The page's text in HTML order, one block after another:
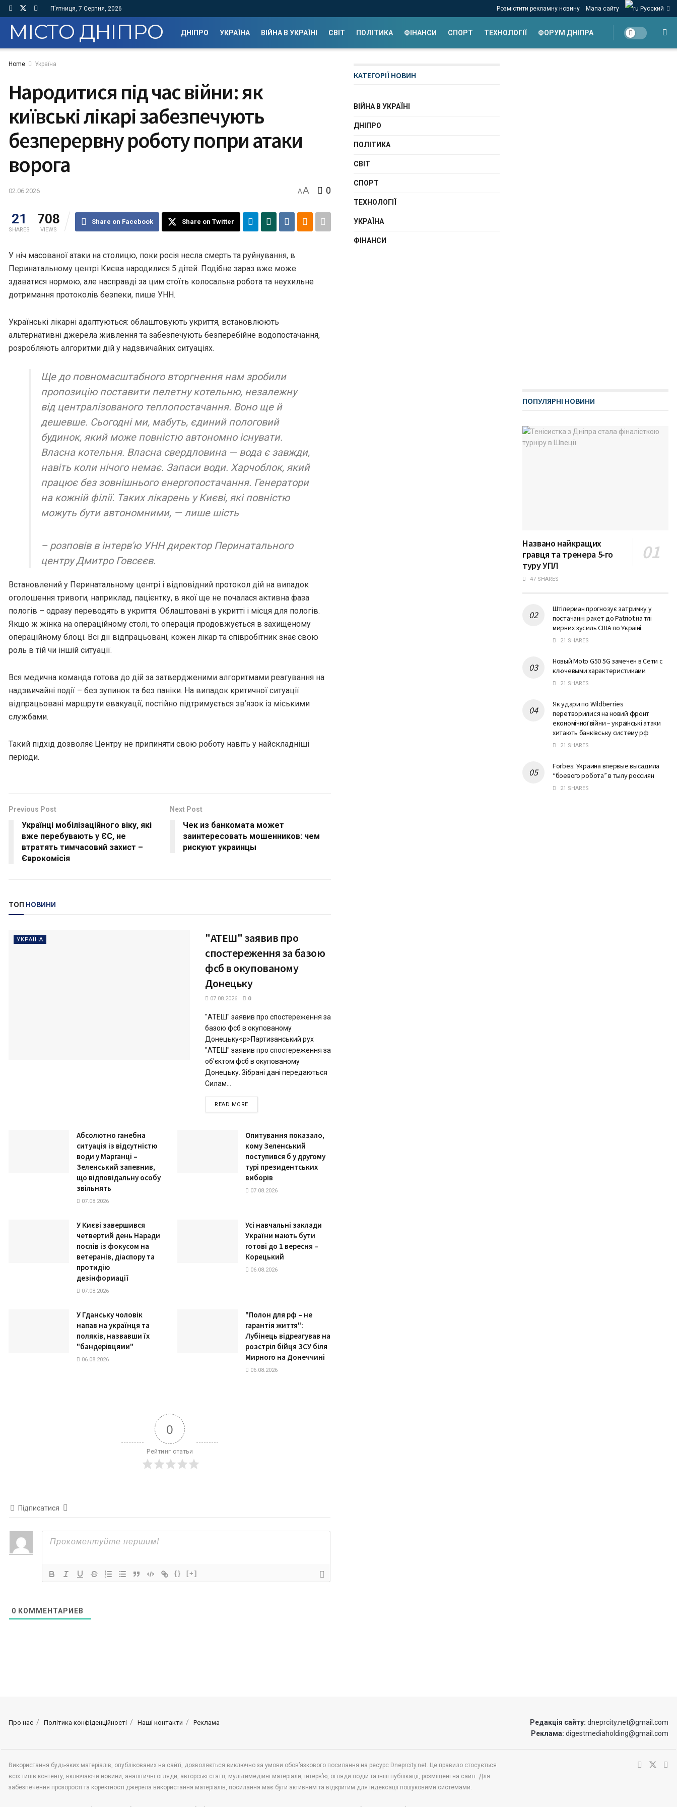
П’ятниця, 7 Серпня, 2026 Розмістити рекламну новину Мапа сайту Русский
МІСТО ДНІПРО ДНІПРО УКРАЇНА ВІЙНА В УКРАЇНІ СВІТ ПОЛІТИКА ФІНАНСИ СПОРТ ТЕХНОЛОГІЇ ФОРУМ ДНІПРА
Home Україна
Народитися під час війни: як
київські лікарі забезпечують
безперервну роботу попри атаки
ворога
02.06.2026 AA 0
21
SHARES
708
VIEWS
Share on Facebook Share on Twitter
У ніч масованої атаки на столицю, поки росія несла смерть та руйнування, в
Перинатальному центрі Києва народилися 5 дітей. Подібне зараз вже може
здаватися нормою, але насправді за цим стоїть колосальна робота та неухильне
дотримання протоколів безпеки, пише УНН.
Українські лікарні адаптуються: облаштовують укриття, встановлюють
альтернативні джерела живлення та забезпечують безперебійне водопостачання,
розробляють алгоритми дій у надзвичайних ситуаціях.
Ще до повномасштабного вторгнення нам зробили
пропозицію поставити пелетну котельню, незалежну
від централізованого теплопостачання. Воно ще й
дешевше. Сьогодні ми, мабуть, єдиний пологовий
будинок, який може повністю автономно існувати.
Власна котельня. Власна свердловина — вода є завжди,
навіть коли нічого немає. Запаси води. Харчоблок, який
працює без зовнішнього енергопостачання. Генератори
на кожній філії. Таких лікарень у Києві, які повністю
можуть бути автономними, — лише шість
– розповів в інтерв'ю УНН директор Перинатального
центру Дмитро Говсєєв.
Встановлений у Перинатальному центрі і відповідний протокол дій на випадок
оголошення тривоги, наприклад, пацієнтку, в якої ще не почалася активна фаза
пологів – одразу переводять в укриття. Облаштовані в укритті і місця для пологів.
Якщо ж жінка на операційному столі, то операція продовжується в захищеному
операційному блоці. Всі дії відпрацьовані, кожен лікар та співробітник знає свою
роль в тій чи іншій ситуації.
Вся медична команда готова до дій за затвердженими алгоритмами реагування на
надзвичайні події – без зупинок та без паніки. На випадок критичної ситуації
відпрацьовані маршрути евакуації, постійно підтримується зв’язок із міськими
службами.
Такий підхід дозволяє Центру не припиняти свою роботу навіть у найскладніші
періоди.
Previous Post
Українці мобілізаційного віку, які
вже перебувають у ЄС, не
втратять тимчасовий захист –
Єврокомісія
Next Post
Чек из банкомата может
заинтересовать мошенников: чем
рискуют украинцы
ТОП НОВИНИ
УКРАЇНА
"АТЕШ" заявив про
спостереження за базою
фсб в окупованому
Донецьку
07.08.2026 0
"АТЕШ" заявив про спостереження за
базою фсб в окупованому
Донецьку<p>Партизанський рух
"АТЕШ" заявив про спостереження за
об'єктом фсб в окупованому
Донецьку. Зібрані дані передаються
Силам...
READ MOREDETAILS
Абсолютно ганебна
ситуація із відсутністю
води у Марганці –
Зеленський запевнив,
що відповідальну особу
звільнять
07.08.2026
Опитування показало,
кому Зеленський
поступився б у другому
турі президентських
виборів
07.08.2026
У Києві завершився
четвертий день Наради
послів із фокусом на
ветеранів, діаспору та
протидію
дезінформації
07.08.2026
Усі навчальні заклади
України мають бути
готові до 1 вересня –
Корецький
06.08.2026
У Гданську чоловік
напав на українця та
поляків, назвавши їх
"бандерівцями"
06.08.2026
"Полон для рф – не
гарантія життя":
Лубінець відреагував на
розстріл бійця ЗСУ біля
Мирного на Донеччині
06.08.2026
0
Рейтинг статьи
Підписатися
{} [+]
0 КОММЕНТАРИЕВ
КАТЕГОРІЇ НОВИН
ВІЙНА В УКРАЇНІ
ДНІПРО
ПОЛІТИКА
СВІТ
СПОРТ
ТЕХНОЛОГІЇ
УКРАЇНА
ФІНАНСИ
ПОПУЛЯРНІ НОВИНИ
Названо найкращих
гравця та тренера 5-го
туру УПЛ
47 SHARES
Штілерман прогнозує затримку у
постачанні ракет до Patriot на тлі
мирних зусиль США по Україні
21 SHARES
Новый Moto G50 5G замечен в Сети с
ключевыми характеристиками
21 SHARES
Як удари по Wildberries
перетворилися на новий фронт
економічної війни – українські атаки
хитають банківську систему рф
21 SHARES
Forbes: Украина впервые высадила
“боевого робота” в тылу россиян
21 SHARES
Про нас Політика конфіденційності Наші контакти Реклама Редакція сайту: dneprcity.net@gmail.com
Реклама: digestmediaholding@gmail.com
Використання будь-яких матеріалів, опублікованих на сайті, дозволяється виключно за умови обов’язкового посилання на ресурс Dneprcity.net. Це правило стосується
всіх типів контенту, включаючи новини, аналітичні огляди, авторські статті, мультимедійні матеріали, інтерв’ю, огляди подій та інші публікації, розміщені на сайті. Для
забезпечення прозорості та коректності джерела використання матеріалів, посилання має бути активним та відкритим для індексації пошуковими системами.